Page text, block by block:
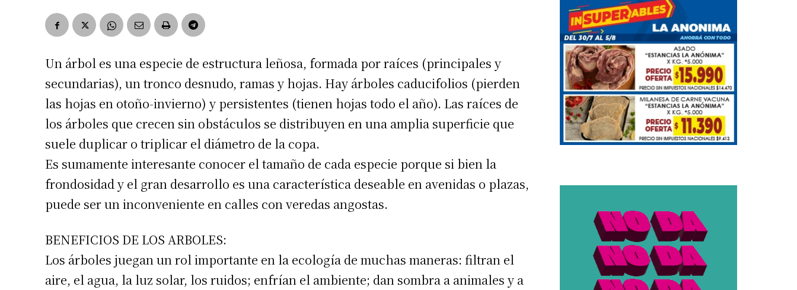
Un árbol es una especie de estructura leñosa, formada por raíces (principales y
secundarias), un tronco desnudo, ramas y hojas. Hay árboles caducifolios (pierden
las hojas en otoño-invierno) y persistentes (tienen hojas todo el año). Las raíces de
los árboles que crecen sin obstáculos se distribuyen en una amplia superficie que
suele duplicar o triplicar el diámetro de la copa.
Es sumamente interesante conocer el tamaño de cada especie porque si bien la
frondosidad y el gran desarrollo es una característica deseable en avenidas o plazas,
puede ser un inconveniente en calles con veredas angostas.
BENEFICIOS DE LOS ARBOLES:
Los árboles juegan un rol importante en la ecología de muchas maneras: filtran el
aire, el agua, la luz solar, los ruidos; enfrían el ambiente; dan sombra a animales y a